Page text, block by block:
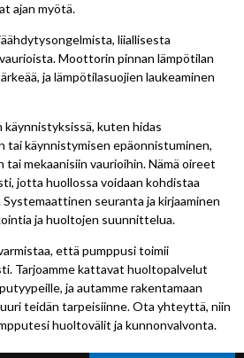
ajan myötä.
liiallisesta
Moottorin pinnan lämpötilan
ja lämpötilasuojien laukeaminen
kuten hidas
tai käynnistymisen epäonnistuminen,
mekaanisiin vaurioihin. Nämä oireet
jotta huollossa voidaan kohdistaa
seuranta ja kirjaaminen
ja huoltojen suunnittelua.
että pumppusi toimii
Tarjoamme kattavat huoltopalvelut
ja autamme rakentamaan
teidän tarpeisiinne. Ota yhteyttä, niin
huoltovälit ja kunnonvalvonta.